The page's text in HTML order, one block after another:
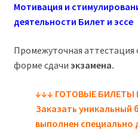
Мотивация и
деятельности Билет и эссе
Промежуточная
форме сдачи экзамена.
↓↓↓ ГОТОВЫЕ БИЛЕТЫ
Заказать уникальный
выполнен специально